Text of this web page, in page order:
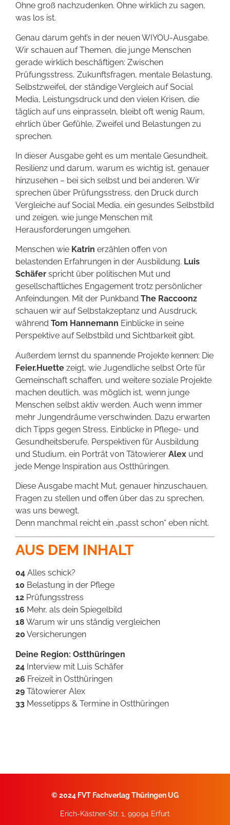
Ohne groß nachzudenken. Ohne wirklich zu sagen,
was los ist.
Genau darum geht’s in der neuen WIYOU-Ausgabe.
Wir schauen auf Themen, die junge Menschen
gerade wirklich beschäftigen: Zwischen
Prüfungsstress, Zukunftsfragen, mentale Belastung,
Selbstzweifel, der ständige Vergleich auf Social
Media, Leistungsdruck und den vielen Krisen, die
täglich auf uns einprasseln, bleibt oft wenig Raum,
ehrlich über Gefühle, Zweifel und Belastungen zu
sprechen.
In dieser Ausgabe geht es um mentale Gesundheit,
Resilienz und darum, warum es wichtig ist, genauer
hinzusehen – bei sich selbst und bei anderen. Wir
sprechen über Prüfungsstress, den Druck durch
Vergleiche auf Social Media, ein gesundes Selbstbild
und zeigen, wie junge Menschen mit
Herausforderungen umgehen.
Menschen wie Katrin erzählen offen von
belastenden Erfahrungen in der Ausbildung. Luis
Schäfer spricht über politischen Mut und
gesellschaftliches Engagement trotz persönlicher
Anfeindungen. Mit der Punkband The Raccoonz
schauen wir auf Selbstakzeptanz und Ausdruck,
während Tom Hannemann Einblicke in seine
Perspektive auf Selbstbild und Sichtbarkeit gibt.
Außerdem lernst du spannende Projekte kennen: Die
Feier.Huette zeigt, wie Jugendliche selbst Orte für
Gemeinschaft schaffen, und weitere soziale Projekte
machen deutlich, was möglich ist, wenn junge
Menschen selbst aktiv werden. Auch wenn immer
mehr Jungendräume verschwinden. Dazu erwarten
dich Tipps gegen Stress, Einblicke in Pflege- und
Gesundheitsberufe, Perspektiven für Ausbildung
und Studium, ein Porträt von Tätowierer Alex und
jede Menge Inspiration aus Ostthüringen.
Diese Ausgabe macht Mut, genauer hinzuschauen,
Fragen zu stellen und offen über das zu sprechen,
was uns bewegt.
Denn manchmal reicht ein „passt schon“ eben nicht.
AUS DEM INHALT
04 Alles schick?
10 Belastung in der Pflege
12 Prüfungsstress
16 Mehr, als dein Spiegelbild
18 Warum wir uns ständig vergleichen
20 Versicherungen
Deine Region: Ostthüringen
24 Interview mit Luis Schäfer
26 Freizeit in Ostthüringen
29 Tätowierer Alex
33 Messetipps & Termine in Ostthüringen
©2024 FVT Fachverlag Thüringen UG
Erich-Kästner-Str. 1, 99094 Erfurt